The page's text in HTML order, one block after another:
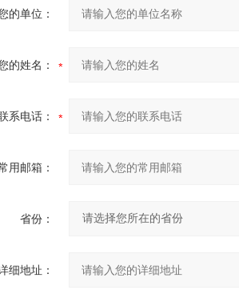
的单位：
的姓名：
系电话：
用邮箱：
省份：
细地址：